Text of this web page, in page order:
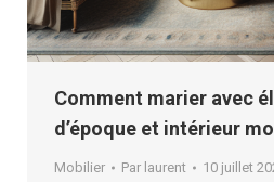
Comment marier avec
d’époque et intérieur
Mobilier Par laurent 10 juillet